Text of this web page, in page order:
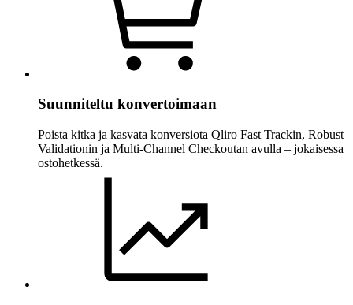
Suunniteltu konvertoimaan
Poista kitka ja kasvata konversiota Qliro Fast Trackin, Robust
Validationin ja Multi-Channel Checkoutan avulla – jokaisessa
ostohetkessä.